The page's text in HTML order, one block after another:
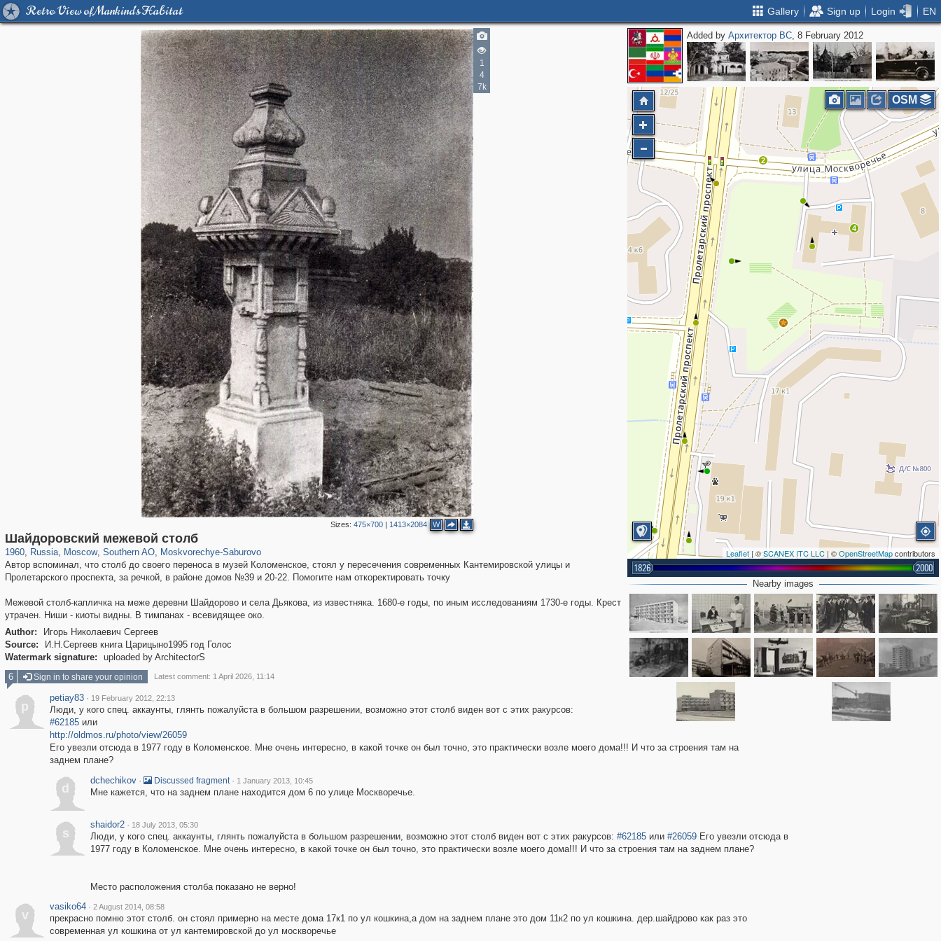
Retro View of Mankind's Habitat Gallery Sign up Login EN
1
4
7k
Sizes:475×700 | 1413×2084 W
Шайдоровский межевой столб
1960, Russia
1,406,716 29,243
, Moscow
319,864 8,286
, Southern AO
21,648 390
, Moskvorechye-Saburovo
981
Автор вспоминал, что столб до своего переноса в музей Коломенское, стоял у пересечения современных Кантемировской улицы и
Пролетарского проспекта, за речкой, в районе домов №39 и 20-22. Помогите нам откоректировать точку
Межевой столб-капличка на меже деревни Шайдорово и села Дьякова, из известняка. 1680-е годы, по иным исследованиям 1730-е годы. Крест
утрачен. Ниши - киоты видны. В тимпанах - всевидящее око.
Author:
Игорь Николаевич Сергеев
Source:
И.Н.Сергеев книга Царицыно1995 год Голос
Watermark signature:
uploaded by ArchitectorS
Added byАрхитектор ВС, 8 February 2012
4
2
Leaflet | ©SCANEX ITC LLC | ©OpenStreetMapcontributors
1826 2000
OSM
Nearby images
6 Sign in to share your opinion Latest comment: 1 April 2026, 11:14
p
petiay83 · 19 February 2012, 22:13
Люди, у кого спец. аккаунты, глянть пожалуйста в большом разрешении, возможно этот столб виден вот с этих ракурсов:
#62185или
http://oldmos.ru/photo/view/26059
Его увезли отсюда в 1977 году в Коломенское. Мне очень интересно, в какой точке он был точно, это практически возле моего дома!!! И что за строения там на
заднем плане?
d
dchechikov · Discussed fragment · 1 January 2013, 10:45
Мне кажется, что на заднем плане находится дом 6 по улице Москворечье.
s
shaidor2 · 18 July 2013, 05:30
Люди, у кого спец. аккаунты, глянть пожалуйста в большом разрешении, возможно этот столб виден вот с этих ракурсов: #62185или #26059Его увезли отсюда в
1977 году в Коломенское. Мне очень интересно, в какой точке он был точно, это практически возле моего дома!!! И что за строения там на заднем плане?
Место расположения столба показано не верно!
v
vasiko64 · 2 August 2014, 08:58
прекрасно помню этот столб. он стоял примерно на месте дома 17к1 по ул кошкина,а дом на заднем плане это дом 11к2 по ул кошкина. дер.шайдрово как раз это
современная ул кошкина от ул кантемировской до ул москворечье